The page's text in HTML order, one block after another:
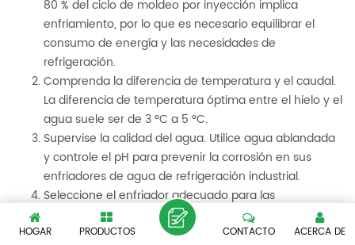
80 % del ciclo de moldeo por inyección implica
enfriamiento, por lo que es necesario equilibrar el
consumo de energía y las necesidades de
refrigeración.
Comprenda la diferencia de temperatura y el caudal.
La diferencia de temperatura óptima entre el hielo y el
agua suele ser de 3 °C a 5 °C.
Supervise la calidad del agua. Utilice agua ablandada
y controle el pH para prevenir la corrosión en sus
enfriadores de agua de refrigeración industrial.
Seleccione el enfriador adecuado para las
especificaciones de su máquina. Por ejemplo, un
enfriador de agua de 1 HP puede ser compatible con
HOGAR PRODUCTOS ACERCA DE
CONTACTO